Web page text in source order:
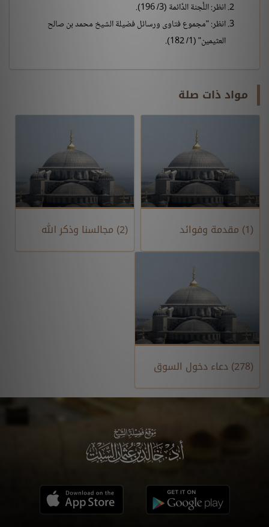
انظر: اللَّجنة الدَّائمة (3/ 196).
انظر: "مجموع فتاوى ورسائل فضيلة الشيخ محمد بن صالح
العثيمين" (1/ 182).
مواد ذات صلة
(1) مقدمة وفوائد (2) مجالسنا وذكر الله
(278) دعاء دخول السوق